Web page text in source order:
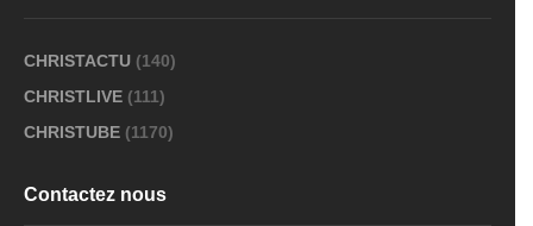
CHRISTACTU (140)
CHRISTLIVE (111)
CHRISTUBE (1170)
Contactez nous